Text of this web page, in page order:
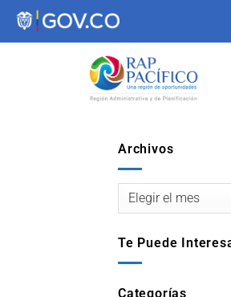
contenido
Archivos
Te Puede
Categorías